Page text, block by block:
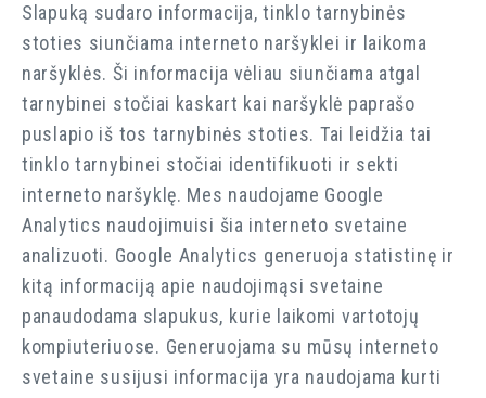
Slapuką sudaro informacija, tinklo tarnybinės
stoties siunčiama interneto naršyklei ir laikoma
naršyklės. Ši informacija vėliau siunčiama atgal
tarnybinei stočiai kaskart kai naršyklė paprašo
puslapio iš tos tarnybinės stoties. Tai leidžia tai
tinklo tarnybinei stočiai identifikuoti ir sekti
interneto naršyklę. Mes naudojame Google
Analytics naudojimuisi šia interneto svetaine
analizuoti. Google Analytics generuoja statistinę ir
kitą informaciją apie naudojimąsi svetaine
panaudodama slapukus, kurie laikomi vartotojų
kompiuteriuose. Generuojama su mūsų interneto
svetaine susijusi informacija yra naudojama kurti